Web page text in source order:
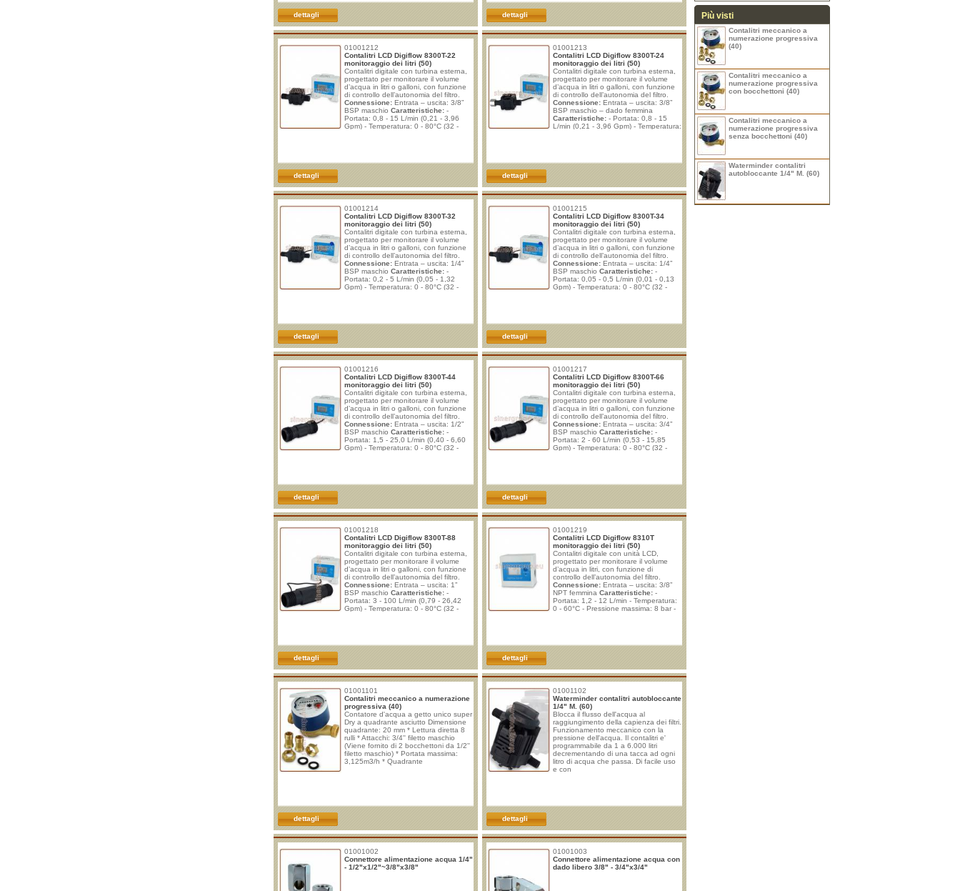
lpm); - Avviso con allarme a vita filtro
dettagli
Segnalazione fine capa
dettagli
01001212
Contalitri LCD Digiflow 8300T-22
monitoraggio dei litri (50)
Contalitri digitale con turbina esterna,
progettato per monitorare il volume
d’acqua in litri o galloni, con funzione
di controllo dell’autonomia del filtro.
Connessione: Entrata – uscita: 3/8”
BSP maschio Caratteristiche: -
Portata: 0,8 - 15 L/min (0,21 - 3,96
Gpm) - Temperatura: 0 - 80°C (32 -
dettagli
01001213
Contalitri LCD Digiflow 8300T-24
monitoraggio dei litri (50)
Contalitri digitale con turbina esterna,
progettato per monitorare il volume
d’acqua in litri o galloni, con funzione
di controllo dell’autonomia del filtro.
Connessione: Entrata – uscita: 3/8”
BSP maschio – dado femmina
Caratteristiche: - Portata: 0,8 - 15
L/min (0,21 - 3,96 Gpm) - Temperatura:
litri
dettagli
01001214
Contalitri LCD Digiflow 8300T-32
monitoraggio dei litri (50)
Contalitri digitale con turbina esterna,
progettato per monitorare il volume
d’acqua in litri o galloni, con funzione
di controllo dell’autonomia del filtro.
Connessione: Entrata – uscita: 1/4”
BSP maschio Caratteristiche: -
Portata: 0,2 - 5 L/min (0,05 - 1,32
Gpm) - Temperatura: 0 - 80°C (32 -
Segnalazione
dettagli
01001215
Contalitri LCD Digiflow 8300T-34
monitoraggio dei litri (50)
Contalitri digitale con turbina esterna,
progettato per monitorare il volume
d’acqua in litri o galloni, con funzione
di controllo dell’autonomia del filtro.
Connessione: Entrata – uscita: 1/4”
BSP maschio Caratteristiche: -
Portata: 0,05 - 0,5 L/min (0,01 - 0,13
Gpm) - Temperatura: 0 - 80°C (32 -
Segnalazione fine c
dettagli
01001216
Contalitri LCD Digiflow 8300T-44
monitoraggio dei litri (50)
Contalitri digitale con turbina esterna,
progettato per monitorare il volume
d’acqua in litri o galloni, con funzione
di controllo dell’autonomia del filtro.
Connessione: Entrata – uscita: 1/2”
BSP maschio Caratteristiche: -
Portata: 1,5 - 25,0 L/min (0,40 - 6,60
Gpm) - Temperatura: 0 - 80°C (32 -
Segnalazione fine c
dettagli
01001217
Contalitri LCD Digiflow 8300T-66
monitoraggio dei litri (50)
Contalitri digitale con turbina esterna,
progettato per monitorare il volume
d’acqua in litri o galloni, con funzione
di controllo dell’autonomia del filtro.
Connessione: Entrata – uscita: 3/4”
BSP maschio Caratteristiche: -
Portata: 2 - 60 L/min (0,53 - 15,85
Gpm) - Temperatura: 0 - 80°C (32 -
Segnalazione
dettagli
01001218
Contalitri LCD Digiflow 8300T-88
monitoraggio dei litri (50)
Contalitri digitale con turbina esterna,
progettato per monitorare il volume
d’acqua in litri o galloni, con funzione
di controllo dell’autonomia del filtro.
Connessione: Entrata – uscita: 1”
BSP maschio Caratteristiche: -
Portata: 3 - 100 L/min (0,79 - 26,42
Gpm) - Temperatura: 0 - 80°C (32 -
Segnalazione fine capacità
dettagli
01001219
Contalitri LCD Digiflow 8310T
monitoraggio dei litri (50)
Contalitri digitale con unità LCD,
progettato per monitorare il volume
d’acqua in litri, con funzione di
controllo dell’autonomia del filtro.
Connessione: Entrata – uscita: 3/8”
NPT femmina Caratteristiche: -
Portata: 1,2 - 12 L/min - Temperatura:
0 - 60°C - Pressione massima: 8 bar -
capacità esaurita -
dettagli
01001101
Contalitri meccanico a numerazione
progressiva (40)
Contatore d'acqua a getto unico super
Dry a quadrante asciutto Dimensione
quadrante: 20 mm * Lettura diretta 8
rulli * Attacchi: 3/4'' filetto maschio
(Viene fornito di 2 bocchettoni da 1/2''
filetto maschio) * Portata massima:
3,125m3/h * Quadrante
dettagli
01001102
Waterminder contalitri autobloccante
1/4" M. (60)
Blocca il flusso dell'acqua al
raggiungimento della capienza dei filtri.
Funzionamento meccanico con la
pressione dell'acqua. Il contalitri e'
programmabile da 1 a 6.000 litri
decrementando di una tacca ad ogni
litro di acqua che passa. Di facile uso
e con
dettagli
01001002
Connettore alimentazione acqua 1/4"
- 1/2"x1/2"~3/8"x3/8"
01001003
Connettore alimentazione acqua con
dado libero 3/8" - 3/4"x3/4"
Più visti
Contalitri meccanico a
numerazione progressiva
(40)
Contalitri meccanico a
numerazione progressiva
con bocchettoni (40)
Contalitri meccanico a
numerazione progressiva
senza bocchettoni (40)
Waterminder contalitri
autobloccante 1/4" M. (60)